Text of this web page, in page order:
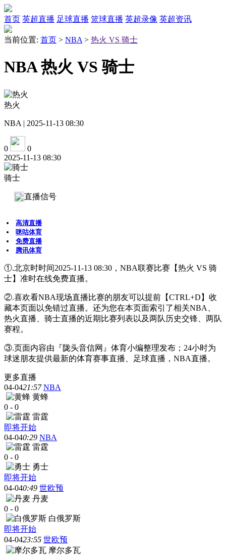
首页 英超直播 足球直播 篮球直播 英超录像 英超资讯
当前位置: 首页 > NBA > 热火 VS 骑士
NBA 热火 VS 骑士
热火
NBA | 2025-11-13 08:30
0
0
2025-11-13 08:30
骑士
直播信号
高清直播
咪咕体育
免费直播
腾讯体育
①.北京时时间2025-11-13 08:30，NBA联赛比赛【热火 VS 骑
士】准时在线免费直播。
②.喜欢看NBA现场直播比赛的朋友可以提前【CTRL+D】收
藏本页面以免错过直播。还为您在本页面索引了相关NBA、
热火直播、骑士直播的近期比赛列表以及两队历史交锋、两队
赛程。
③.页面内容由『陇头音信网』体育小编整理发布；24小时为
球迷朋友提供最新的体育赛事直播、足球直播，NBA直播。
更多直播
04-0421:57 NBA
黄蜂
0 - 0
雷霆
即将开始
04-040:29 NBA
雷霆
0 - 0
勇士
即将开始
04-040:49 世欧预
丹麦
0 - 0
白俄罗斯
即将开始
04-0423:55 世欧预
摩尔多瓦